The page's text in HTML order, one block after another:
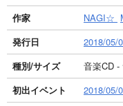
作家 NAGI☆
発行日
2018/05/
種別/サイズ
音楽CD -
初出イベント
2018/05/